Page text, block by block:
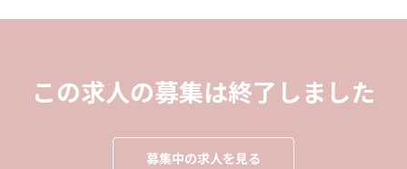
この求人の募集は終了しました
募集中の求人を見る